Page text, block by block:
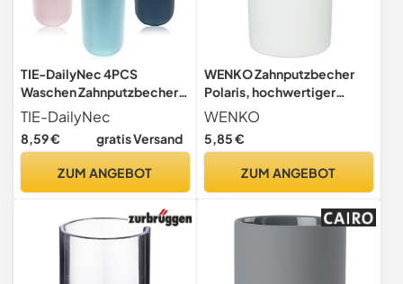
TIE-DailyNec 4PCS
Waschen Zahnputzbecher,
Mundwasser Tasse,
Tragbarer Plastikbecher für
das Badezimmer Tragbarer
TIE-DailyNec
8,59 € gratis Versand
ZUM ANGEBOT
WENKO Zahnputzbecher
Polaris, hochwertiger
Zahnbürstenhalter für
Zahnbürste und Zahnpasta
aus edler Keramik, Ø 7,5 x
cm
WENKO
5,85 €
ZUM ANGEBOT